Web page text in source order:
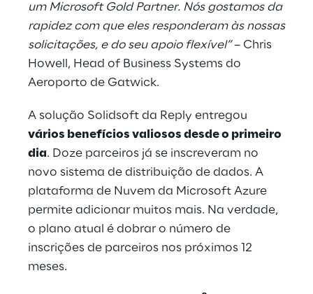
um Microsoft Gold Partner. Nós gostamos da
rapidez com que eles responderam às nossas
solicitações, e do seu apoio flexível”– Chris
Howell, Head of Business Systems do
Aeroporto de Gatwick.
A solução Solidsoft da Reply entregou
vários benefícios valiosos desde o primeiro
dia. Doze parceiros já se inscreveram no
novo sistema de distribuição de dados. A
plataforma de Nuvem da Microsoft Azure
permite adicionar muitos mais. Na verdade,
o plano atual é dobrar o número de
inscrições de parceiros nos próximos 12
meses.